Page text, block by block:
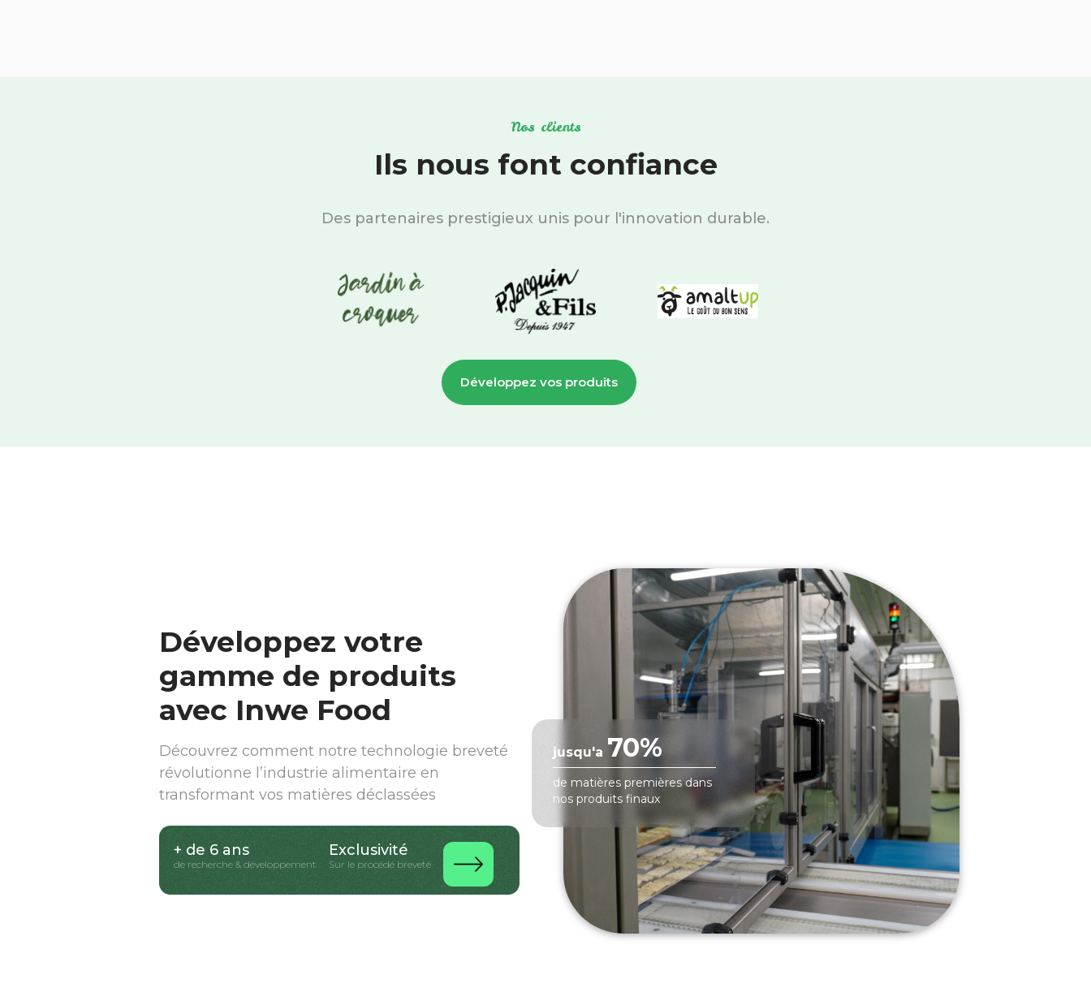
Nos clients
Ils nous font confiance
Des partenaires prestigieux unis pour l'innovation durable.
Développez vos produits
Développez votre
gamme de produits
avec Inwe Food
Découvrez comment notre technologie breveté
révolutionne l’industrie alimentaire en
transformant vos matières déclassées
+ de 6 ans
de recherche & développement
Exclusivité
Sur le procédé breveté
jusqu'a 70%
de matières premières dans
nos produits finaux